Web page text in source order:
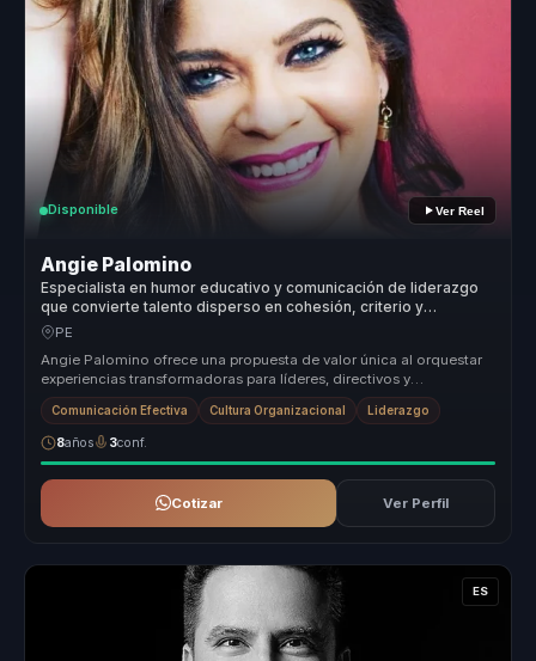
Disponible Ver Reel
Angie Palomino
Especialista en humor educativo y comunicación de liderazgo
que convierte talento disperso en cohesión, criterio y
motivación para equipos.
PE
Angie Palomino ofrece una propuesta de valor única al orquestar
experiencias transformadoras para líderes, directivos y
responsables de e...
Comunicación Efectiva Cultura Organizacional Liderazgo
8años 3conf.
Cotizar Ver Perfil
ES